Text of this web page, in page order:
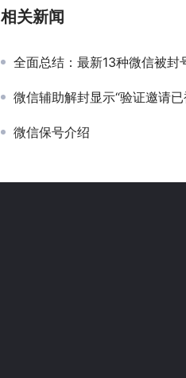
相关新闻
全面总结：最新13种微信被封
微信辅助解封显示“验证邀请已被其他设备接受，无
微信保号介绍